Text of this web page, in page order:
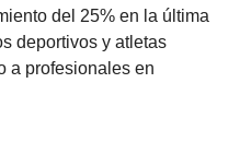
del 25% en la última
deportivos y atletas
a profesionales en